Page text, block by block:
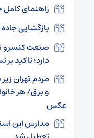
راهنمای
بازگشایی جاده
صنعت کنسرو
دارد؛ تاکید
مردم تهران
و برق/ هر
عکس
مدارس این